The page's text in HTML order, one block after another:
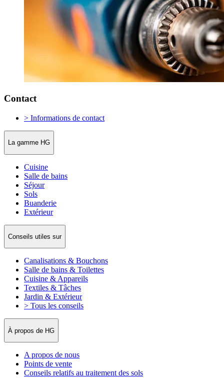
Contact
> Informations de contact
La gamme HG
Cuisine
Salle de bains
Séjour
Sols
Buanderie
Extérieur
Conseils utiles sur
Canalisations & Bouchons
Salle de bains & Toilettes
Cuisine & Appareils
Textiles & Tâches
Jardin & Extérieur
> Tous les conseils
À propos de HG
A propos de nous
Points de vente
Conseils relatifs au traitement des sols